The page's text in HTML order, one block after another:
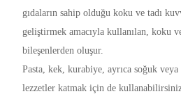
gıdaların sahip olduğu koku ve tadı
geliştirmek amacıyla kullanılan, koku
bileşenlerden oluşur.
Pasta, kek, kurabiye, ayrıca soğuk
lezzetler katmak için de